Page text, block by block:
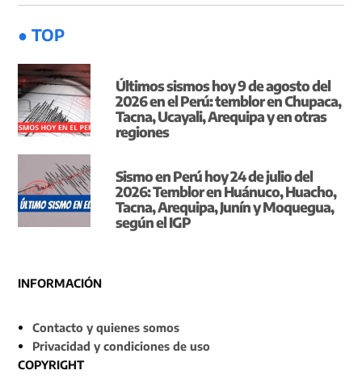
● TOP
Últimos sismos hoy 9 de agosto del
2026 en el Perú: temblor en Chupaca,
Tacna, Ucayali, Arequipa y en otras
regiones
Sismo en Perú hoy 24 de julio del
2026: Temblor en Huánuco, Huacho,
Tacna, Arequipa, Junín y Moquegua,
según el IGP
INFORMACIÓN
Contacto y quienes somos
Privacidad y condiciones de uso
COPYRIGHT